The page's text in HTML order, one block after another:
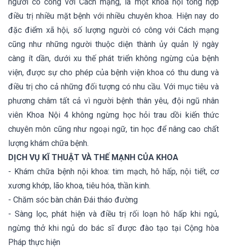
điều trị nhiều mặt bệnh với nhiều chuyên khoa. Hiện nay do
đặc điểm xã hội, số lượng người có công với Cách mạng
cũng như những người thuộc diện thành ủy quản lý ngày
càng ít dần, dưới xu thế phát triển không ngừng của bệnh
viện, được sự cho phép của bệnh viện khoa có thu dung và
điều trị cho cả những đối tượng có nhu cầu. Với mục tiêu và
phương châm tất cả vì người bệnh thân yêu, đội ngũ nhân
viên Khoa Nội 4 không ngừng học hỏi trau dồi kiến thức
chuyên môn cũng như ngoại ngữ, tin học để nâng cao chất
lượng khám chữa bệnh.
DỊCH VỤ KĨ THUẬT VÀ THẾ MẠNH CỦA KHOA
- Khám chữa bệnh nội khoa: tim mạch, hô hấp, nội tiết, cơ
xương khớp, lão khoa, tiêu hóa, thần kinh.
- Chăm sóc bàn chân Đái tháo đường
- Sàng lọc, phát hiện và điều trị rối loạn hô hấp khi ngủ,
ngừng thở khi ngủ do bác sĩ được đào tạo tại Cộng hòa
Pháp thực hiện